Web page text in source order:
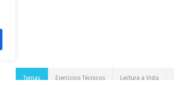
Temas Ejercicios Técnicos Lectura a Vista